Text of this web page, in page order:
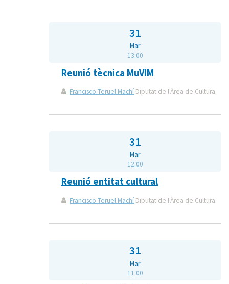
31
Mar
13:00
Reunió tècnica MuVIM
Francisco Teruel Machí Diputat de l'Àrea de Cultura
31
Mar
12:00
Reunió entitat cultural
Francisco Teruel Machí Diputat de l'Àrea de Cultura
31
Mar
11:00